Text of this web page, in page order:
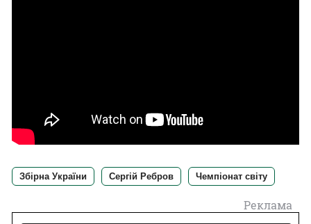
Збірна України Сергій Ребров Чемпіонат світу
Реклама